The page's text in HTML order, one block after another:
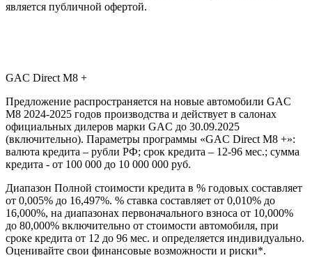
является публичной офертой.
GAC Direct М8 +
Предложение распространяется на новые автомобили GAC
M8 2024-2025 годов производства и действует в салонах
официальных дилеров марки GAC до 30.09.2025
(включительно). Параметры программы «GAC Direct M8 +»:
валюта кредита – рубли РФ; срок кредита – 12-96 мес.; сумма
кредита - от 100 000 до 10 000 000 руб.
Диапазон Полной стоимости кредита в % годовых составляет
от 0,005% до 16,497%. % ставка составляет от 0,010% до
16,000%, на диапазонах первоначального взноса от 10,000%
до 80,000% включительно от стоимости автомобиля, при
сроке кредита от 12 до 96 мес. и определяется индивидуально.
Оценивайте свои финансовые возможности и риски*.